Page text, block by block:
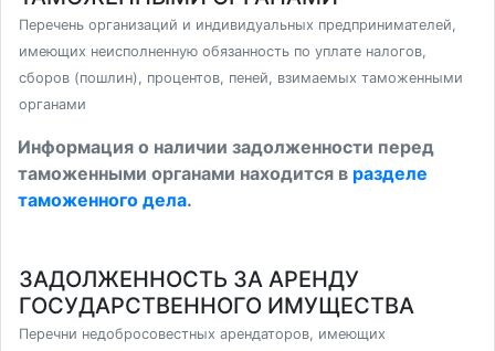
Перечень организаций и индивидуальных предпринимателей,
имеющих неисполненную обязанность по уплате налогов,
сборов (пошлин), процентов, пеней, взимаемых таможенными
органами
Информация о наличии задолженности перед
таможенными органами находится в разделе
таможенного дела.
ЗАДОЛЖЕННОСТЬ ЗА АРЕНДУ
ГОСУДАРСТВЕННОГО ИМУЩЕСТВА
Перечни недобросовестных арендаторов, имеющих